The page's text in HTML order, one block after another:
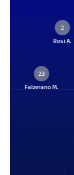
2
Rosi A.
23
Falzerano M.